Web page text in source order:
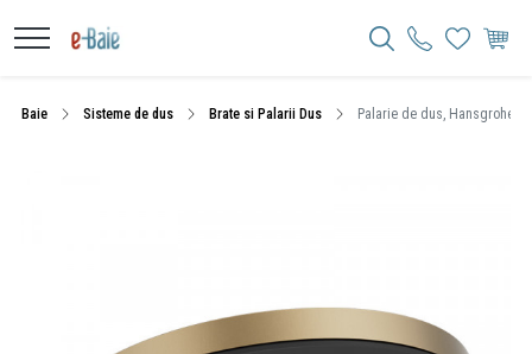
Baie Sisteme de dus Brate si Palarii Dus Palarie de dus, Hansgrohe,